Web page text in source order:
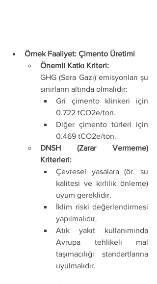
Örnek Faaliyet: Çimento Üretimi
Önemli Katkı Kriteri:
GHG (Sera Gazı) emisyonları şu
sınırların altında olmalıdır:
Gri çimento klinkeri için
0.722 tCO2e/ton.
Diğer çimento türleri için
0.469 tCO2e/ton.
DNSH (Zarar Vermeme)
Kriterleri:
Çevresel yasalara (ör. su
kalitesi ve kirlilik önleme)
uyum gereklidir.
İklim riski değerlendirmesi
yapılmalıdır.
Atık yakıt kullanımında
Avrupa tehlikeli mal
taşımacılığı standartlarına
uyulmalıdır.